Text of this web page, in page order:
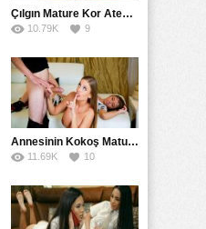
Çılgın Mature Kor Ateşiyle Misafirini Yakıp Eritti
10.79K 9
Annesinin Kokoş Mature Arkadaşı Tarafından Saksoya Uğradı
11.69K 10